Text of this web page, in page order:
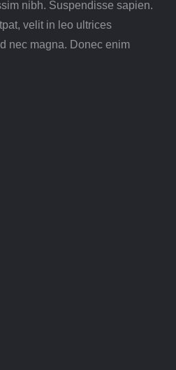
nibh. Suspendisse sapien.
velit in leo ultrices
nec magna. Donec enim